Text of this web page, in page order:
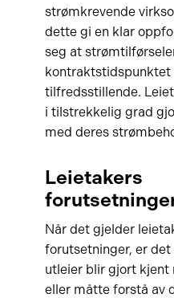
strømkrevende
dette gi en klar
seg at
kontraktstidspunktet
tilfredsstillende.
i tilstrekkelig grad
med deres
Leietakers
Når det gjelder
forutsetninger, er det
utleier blir gjort kjent
eller måtte forstå av